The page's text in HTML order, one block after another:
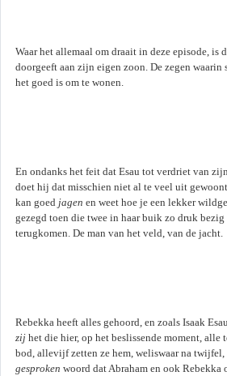
Waar het allemaal om draait in deze episode, is
doorgeeft aan zijn eigen zoon. De zegen
het goed is om te wonen.
En ondanks het feit dat Esau tot verdriet van
doet hij dat misschien niet al te veel uit
kan goed jagen en weet hoe je een lekker
gezegd toen die twee in haar buik zo druk
terugkomen. De man van het veld, van de jacht.
Rebekka heeft alles gehoord, en zoals Isaak
zij het die hier, op het beslissende moment, alle
bod, allevijf zetten ze hem, weliswaar na twijfel,
gesproken woord dat Abraham en ook